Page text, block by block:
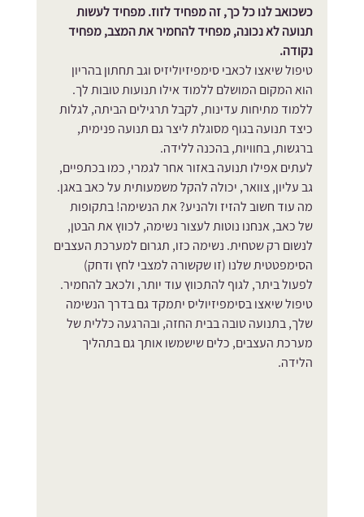
כשכואב לנו כל כך, זה מפחיד לזוז. מפחיד לעשות
תנועה לא נכונה, מפחיד להחמיר את המצב, מפחיד
נקודה.
טיפול שיאצו לכאבי סימפיזיוליזיס וגב תחתון בהריון
הוא המקום המושלם ללמוד אילו תנועות טובות לך.
ללמוד מתיחות עדינות, לקבל תרגילים הביתה, לגלות
כיצד תנועה בגוף מסוגלת ליצר גם תנועה פנימית,
ברגשות, בחוויות, בהכנה ללידה.
לעתים אפילו תנועה באזור אחר לגמרי, כמו בכתפיים,
גב עליון, צוואר, יכולה להקל משמעותית על כאב באגן.
מה עוד חשוב להזיז ולהניע? את הנשימה! בתקופות
של כאב, אנחנו נוטות לעצור נשימה, לכווץ את הבטן,
לנשום רק שטחית. נשימה כזו, תגרום למערכת העצבים
הסימפטטית שלנו (זו שקשורה למצבי לחץ ודחק)
לפעול ביתר, לגוף להתכווץ עוד יותר, ולכאב להחמיר.
טיפול שיאצו בסימפיזיוליס יתמקד גם בדרך הנשימה
שלך, בתנועה טובה בבית החזה, ובהרגעה כללית של
מערכת העצבים, כלים שישמשו אותך גם בתהליך
הלידה.